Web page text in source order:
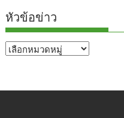
หัวข้อข่าว
หัวข้อ